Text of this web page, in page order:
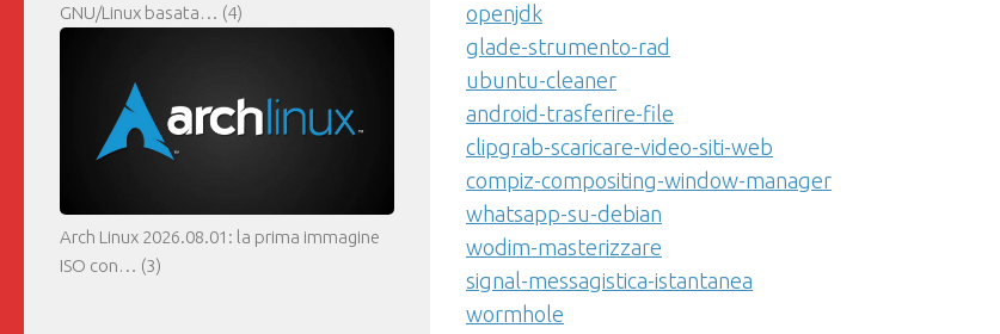
openjdk
glade-strumento-rad
ubuntu-cleaner
android-trasferire-file
clipgrab-scaricare-video-siti-web
compiz-compositing-window-manager
whatsapp-su-debian
wodim-masterizzare
signal-messagistica-istantanea
wormhole
GNU/Linux basata… (4)
Arch Linux 2026.08.01: la prima immagine
ISO con… (3)